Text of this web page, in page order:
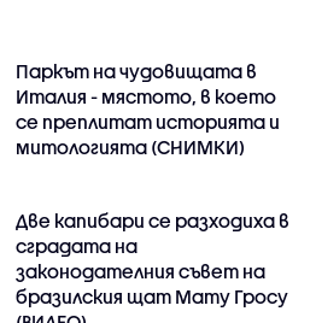
Паркът на чудовищата в
Италия - мястото, в което
се преплитат историята и
митологията (СНИМКИ)
Две капибари се разходиха в
сградата на
законодателния съвет на
бразилския щат Мату Гросу